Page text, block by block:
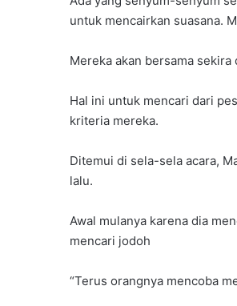
untuk mencairkan suasana.
Mereka akan bersama
Hal ini untuk mencari dari
kriteria mereka.
Ditemui di sela-sela acara,
lalu.
Awal mulanya karena dia
mencari jodoh
“Terus orangnya mencoba